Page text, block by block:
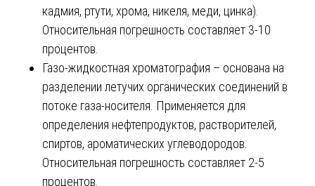
кадмия, ртути, хрома, никеля, меди, цинка).
Относительная погрешность составляет 3-10
процентов.
Газо-жидкостная хроматография – основана на
разделении летучих органических соединений в
потоке газа-носителя. Применяется для
определения нефтепродуктов, растворителей,
спиртов, ароматических углеводородов.
Относительная погрешность составляет 2-5
процентов.